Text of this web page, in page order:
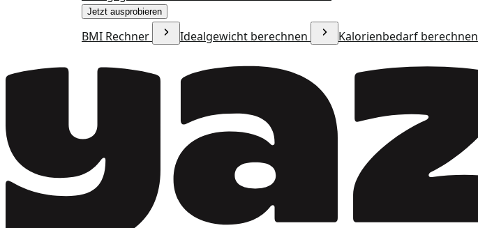
Jetzt ausprobieren
BMI Rechner Idealgewicht berechnen Kalorienbedarf berechnen